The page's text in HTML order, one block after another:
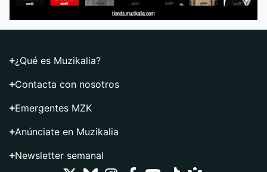
¿Qué es Muzikalia?
Contacta con nosotros
Emergentes MZK
Anúnciate en Muzikalia
Newsletter semanal